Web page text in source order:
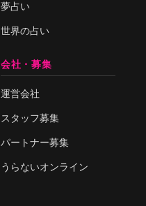
夢占い
世界の占い
会社・募集
運営会社
スタッフ募集
パートナー募集
うらないオンライン